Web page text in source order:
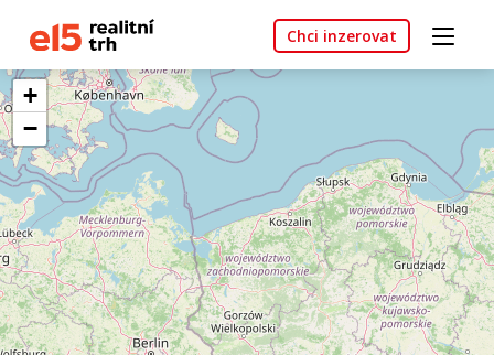
Chci inzerovat
+
−